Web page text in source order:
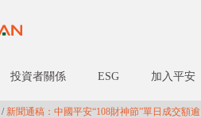
投資者關係 ESG 加入平安
/ 新聞通稿：中國平安“108財神節”單日成交額